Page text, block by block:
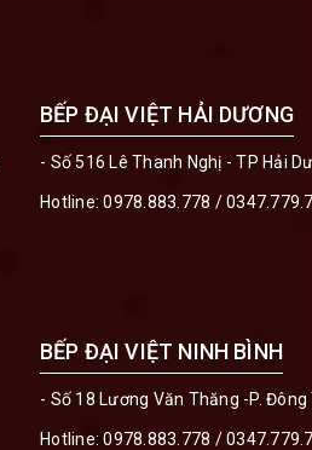
BẾP ĐẠI VIỆT HẢI DƯƠNG
- Số 516 Lê Thanh Nghị - TP Hải
Hotline:0978.883.778 /
BẾP ĐẠI VIỆT NINH BÌNH
- Số 18 Lương Văn Thăng -P.
Hotline:0978.883.778 /